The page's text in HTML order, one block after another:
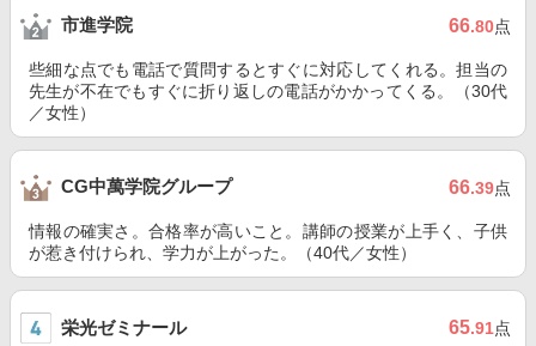
市進学院 66.80点
些細な点でも電話で質問するとすぐに対応してくれる。担当の
先生が不在でもすぐに折り返しの電話がかかってくる。（30代
／女性）
CG中萬学院グループ 66.39点
情報の確実さ。合格率が高いこと。講師の授業が上手く、子供
が惹き付けられ、学力が上がった。（40代／女性）
栄光ゼミナール 65.91点